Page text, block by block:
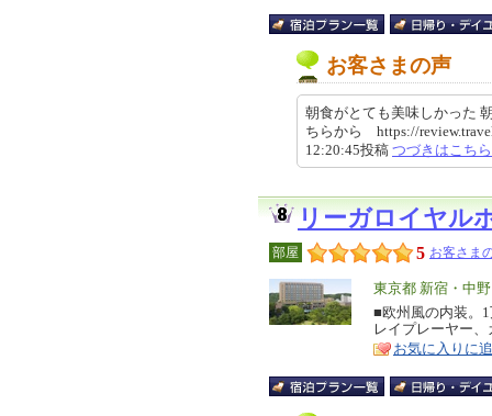
お客さまの声
朝食がとても美味しかった
ちらから https://
12:20:45投稿 つづきはこちら
リーガロイヤル
部屋 5 お客さま
エ
リ
ア
東京都 新宿・中
特
徴
■欧州風の内装。
レイプレーヤー
お気に入りに